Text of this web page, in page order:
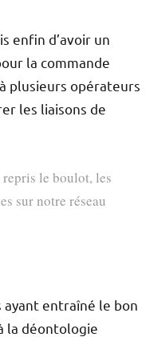
enfin d’avoir un
la commande
plusieurs opérateurs
les liaisons de
repris le boulot, les
sur notre réseau
entraîné le bon
la déontologie